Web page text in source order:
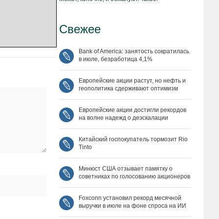
Свежее
Bank of America: занятость сократилась
в июле, безработица 4,1%
Европейские акции растут, но нефть и
геополитика сдерживают оптимизм
Европейские акции достигли рекордов
на волне надежд о деэскалации
Китайский госпокупатель тормозит Rio
Tinto
Минюст США отзывает памятку о
советниках по голосованию акционеров
Foxconn установил рекорд месячной
выручки в июле на фоне спроса на ИИ